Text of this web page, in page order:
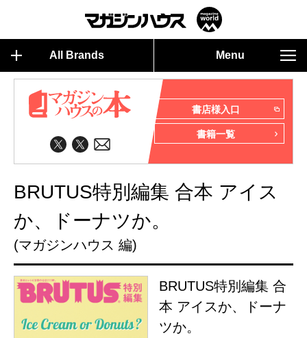
All Brands Menu
書店様入口
書籍一覧
BRUTUS特別編集 合本 アイス
か、ドーナツか。
(マガジンハウス 編)
BRUTUS特別編集 合
本 アイスか、ドーナ
ツか。